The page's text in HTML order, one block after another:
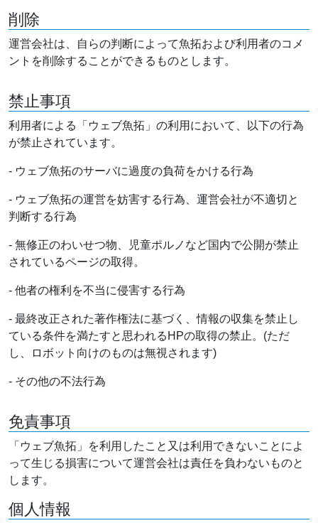
削除
運営会社は、自らの判断によって魚拓および利用者のコメ
ントを削除することができるものとします。
禁止事項
利用者による「ウェブ魚拓」の利用において、以下の行為
が禁止されています。
- ウェブ魚拓のサーバに過度の負荷をかける行為
- ウェブ魚拓の運営を妨害する行為、運営会社が不適切と
判断する行為
- 無修正のわいせつ物、児童ポルノなど国内で公開が禁止
されているページの取得。
- 他者の権利を不当に侵害する行為
- 最終改正された著作権法に基づく、情報の収集を禁止し
ている条件を満たすと思われるHPの取得の禁止。(ただ
し、ロボット向けのものは無視されます)
- その他の不法行為
免責事項
「ウェブ魚拓」を利用したこと又は利用できないことによ
って生じる損害について運営会社は責任を負わないものと
します。
個人情報